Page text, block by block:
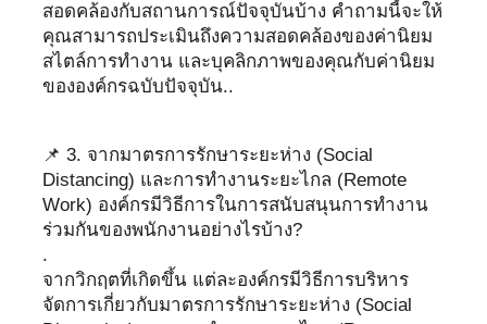
สอดคล้องกับสถานการณ์ปัจจุบันบ้าง คำถามนี้จะให้
คุณสามารถประเมินถึงความสอดคล้องของค่านิยม
สไตล์การทำงาน และบุคลิกภาพของคุณกับค่านิยม
ขององค์กรฉบับปัจจุบัน..
📌 3. จากมาตรการรักษาระยะห่าง (Social
Distancing) และการทำงานระยะไกล (Remote
Work) องค์กรมีวิธีการในการสนับสนุนการทำงาน
ร่วมกันของพนักงานอย่างไรบ้าง?
.
จากวิกฤตที่เกิดขึ้น แต่ละองค์กรมีวิธีการบริหาร
จัดการเกี่ยวกับมาตรการรักษาระยะห่าง (Social